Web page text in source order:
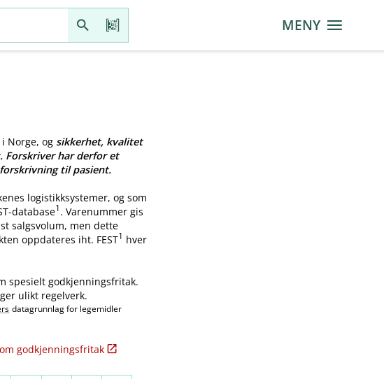
MENY
Norge, og sikkerhet, kvalitet
. Forskriver har derfor et
til pasient.
logistikksystemer, og som
database1. Varenummer gis
salgsvolum, men dette
oppdateres iht. FEST1 hver
spesielt godkjenningsfritak.
ulikt regelverk.
datagrunnlag for legemidler
godkjenningsfritak